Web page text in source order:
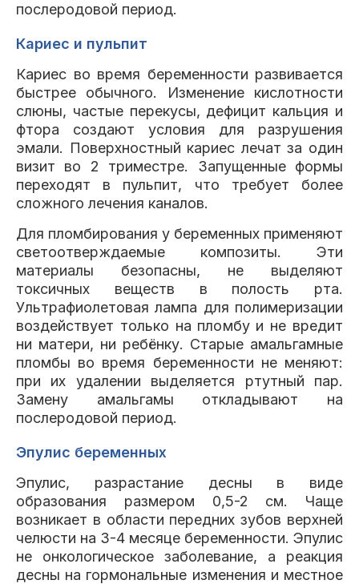
послеродовой период.
Кариес и пульпит
Кариес во время беременности развивается
быстрее обычного. Изменение кислотности
слюны, частые перекусы, дефицит кальция и
фтора создают условия для разрушения
эмали. Поверхностный кариес лечат за один
визит во 2 триместре. Запущенные формы
переходят в пульпит, что требует более
сложного лечения каналов.
Для пломбирования у беременных применяют
светоотверждаемые композиты. Эти
материалы безопасны, не выделяют
токсичных веществ в полость рта.
Ультрафиолетовая лампа для полимеризации
воздействует только на пломбу и не вредит
ни матери, ни ребёнку. Старые амальгамные
пломбы во время беременности не меняют:
при их удалении выделяется ртутный пар.
Замену амальгамы откладывают на
послеродовой период.
Эпулис беременных
Эпулис, разрастание десны в виде
образования размером 0,5-2 см. Чаще
возникает в области передних зубов верхней
челюсти на 3-4 месяце беременности. Эпулис
не онкологическое заболевание, а реакция
десны на гормональные изменения и местное